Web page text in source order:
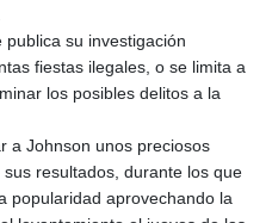
su investigación
fiestas ilegales, o se limita a
los posibles delitos a la
a Johnson unos preciosos
resultados, durante los que
popularidad aprovechando la